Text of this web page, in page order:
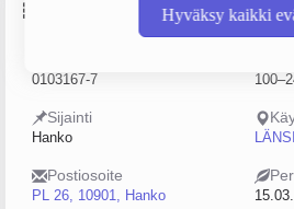
Hyväksy kaikki
0103167-7
Sijainti
Hanko
Postiosoite
PL 26, 10901, Hanko